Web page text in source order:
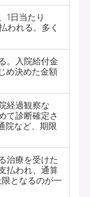
1日当たり
われる。多く
。入院給付金
め決めた金額
経過観察な
て診断確定さ
院など、期限
治療を受けた
払われ、通算
となるのが一